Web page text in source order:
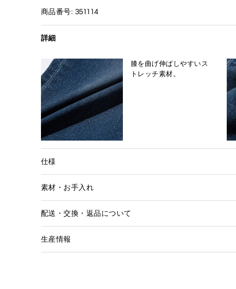
商品番号: 351114
詳細
膝を曲げ伸ばしやすいス
トレッチ素材。
仕様
素材・お手入れ
配送・交換・返品について
生産情報